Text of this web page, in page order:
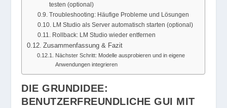
testen (optional)
Troubleshooting: Häufige Probleme und Lösungen
LM Studio als Server automatisch starten (optional)
Rollback: LM Studio wieder entfernen
Zusammenfassung & Fazit
Nächster Schritt: Modelle ausprobieren und in eigene
Anwendungen integrieren
DIE GRUNDIDEE:
BENUTZERFREUNDLICHE GUI MIT